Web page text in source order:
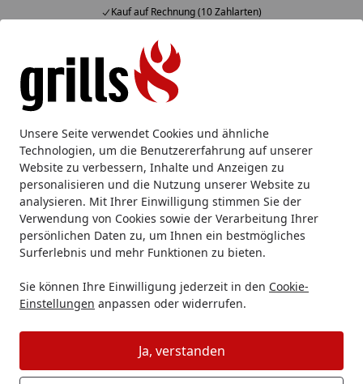
Unsere Seite verwendet Cookies und ähnliche
Technologien, um die Benutzererfahrung auf unserer
Website zu verbessern, Inhalte und Anzeigen zu
personalisieren und die Nutzung unserer Website zu
analysieren. Mit Ihrer Einwilligung stimmen Sie der
Verwendung von Cookies sowie der Verarbeitung Ihrer
persönlichen Daten zu, um Ihnen ein bestmögliches
Surferlebnis und mehr Funktionen zu bieten.
Sie können Ihre Einwilligung jederzeit in den Cookie-
Einstellungen anpassen oder widerrufen.
Ja, verstanden
Kauf auf Rechnung (10 Zahlarten)
Alle Produkte
Mein Konto
Suchen
Startseite
Wie erfolgt eine Reklamaion?
Ich habe eine Reklamation. Wie
gehe ich vor und welche
Informationen benötige ich?
Eine Reklamation können Sie ganz einfach und schnell
finden den Button auf allen Seiten unseres Shops oben
in der Kopfzeile. Auch als Gast ohne registriertes
Kundenkonto erhalten Sie so Zugriff auf das
- Sie benötigen dazu lediglich Ihre
Bestellnummerund IhrePostleitzahlum Ihre